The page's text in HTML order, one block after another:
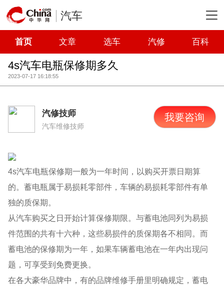
汽车
首页 文章 选车 汽修 百科
4s汽车电瓶保修期多久
2023-07-17 16:18:55
汽修技师
汽车维修技师
我要咨询
4s汽车电瓶保修期一般为一年时间，以购买开票日期算
的。蓄电瓶属于易损耗零部件，车辆的易损耗零部件有单
独的质保期。
从汽车购买之日开始计算保修期限。与蓄电池同列为易损
件范围的共有十六种，这些易损件的质保期各不相同。而
蓄电池的保修期为一年，如果车辆蓄电池在一年内出现问
题，可享受到免费更换。
在各大豪华品牌中，有的品牌维修手册里明确规定，蓄电